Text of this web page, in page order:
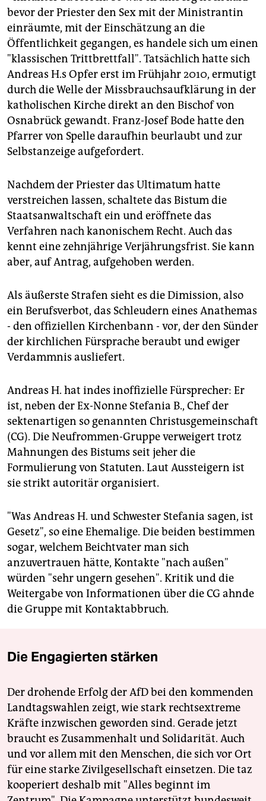
bevor der Priester den Sex mit der Ministrantin
einräumte, mit der Einschätzung an die
Öffentlichkeit gegangen, es handele sich um einen
"klassischen Trittbrettfall". Tatsächlich hatte sich
Andreas H.s Opfer erst im Frühjahr 2010, ermutigt
durch die Welle der Missbrauchsaufklärung in der
katholischen Kirche direkt an den Bischof von
Osnabrück gewandt. Franz-Josef Bode hatte den
Pfarrer von Spelle daraufhin beurlaubt und zur
Selbstanzeige aufgefordert.
Nachdem der Priester das Ultimatum hatte
verstreichen lassen, schaltete das Bistum die
Staatsanwaltschaft ein und eröffnete das
Verfahren nach kanonischem Recht. Auch das
kennt eine zehnjährige Verjährungsfrist. Sie kann
aber, auf Antrag, aufgehoben werden.
Als äußerste Strafen sieht es die Dimission, also
ein Berufsverbot, das Schleudern eines Anathemas
- den offiziellen Kirchenbann - vor, der den Sünder
der kirchlichen Fürsprache beraubt und ewiger
Verdammnis ausliefert.
Andreas H. hat indes inoffizielle Fürsprecher: Er
ist, neben der Ex-Nonne Stefania B., Chef der
sektenartigen so genannten Christusgemeinschaft
(CG). Die Neufrommen-Gruppe verweigert trotz
Mahnungen des Bistums seit jeher die
Formulierung von Statuten. Laut Aussteigern ist
sie strikt autoritär organisiert.
"Was Andreas H. und Schwester Stefania sagen, ist
Gesetz", so eine Ehemalige. Die beiden bestimmen
sogar, welchem Beichtvater man sich
anzuvertrauen hätte, Kontakte "nach außen"
würden "sehr ungern gesehen". Kritik und die
Weitergabe von Informationen über die CG ahnde
die Gruppe mit Kontaktabbruch.
Die Engagierten stärken
Der drohende Erfolg der AfD bei den kommenden
Landtagswahlen zeigt, wie stark rechtsextreme
Kräfte inzwischen geworden sind. Gerade jetzt
braucht es Zusammenhalt und Solidarität. Auch
und vor allem mit den Menschen, die sich vor Ort
für eine starke Zivilgesellschaft einsetzen. Die taz
kooperiert deshalb mit "Alles beginnt im